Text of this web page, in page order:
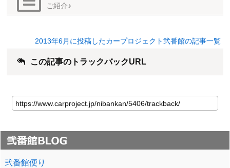
ご紹介♪
2013年6月に投稿したカープロジェクト弐番館の記事一覧
この記事のトラックバックURL
弐番館便り